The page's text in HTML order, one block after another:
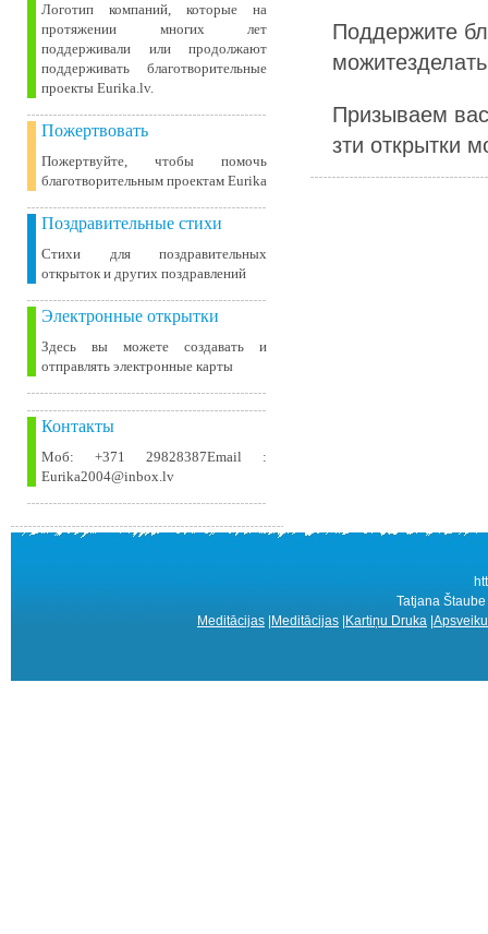
Логотип компаний, которые на
протяжении многих лет
поддерживали или продолжают
поддерживать благотворительные
проекты Eurika.lv.
Пожертвовать
Пожертвуйте, чтобы помочь
благотворительным проектам Eurika
Поздравительные стихи
Стихи для поздравительных
открыток и других поздравлений
Электронные открытки
Здесь вы можете создавать и
отправлять электронные карты
Контакты
Моб: +371 29828387Email :
Eurika2004@inbox.lv
Поддержите
Призываем
зти открытки
Tatjana
Meditācijas Meditācijas Kartiņu Druka